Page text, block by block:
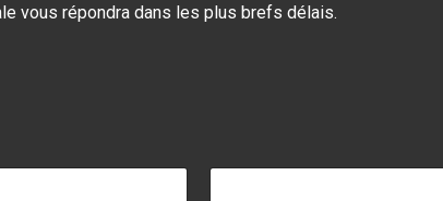
vous répondra dans les plus brefs délais.